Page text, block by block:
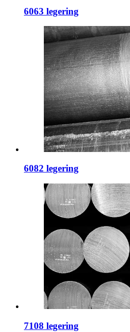
6063 legering
6082 legering
7108 legering